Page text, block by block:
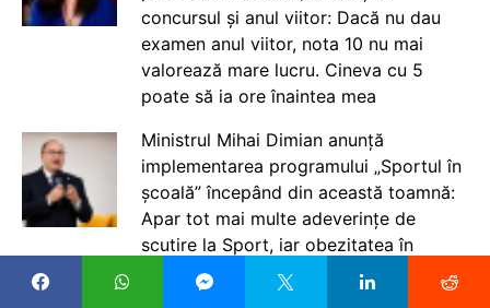
concursul și anul viitor: Dacă nu dau
examen anul viitor, nota 10 nu mai
valorează mare lucru. Cineva cu 5
poate să ia ore înaintea mea
Ministrul Mihai Dimian anunță
implementarea programului „Sportul în
școală” începând din această toamnă:
Apar tot mai multe adeverințe de
scutire la Sport, iar obezitatea în
rândul copiilor a crescut